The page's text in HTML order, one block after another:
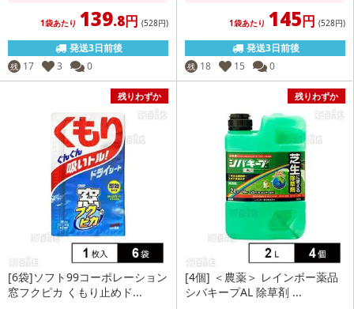
1袋あたり 139.8円 (528円)
発送3日前後
残 17 3 0
1袋あたり 145円 (528円)
発送3日前後
残 18 15 0
残りわずか
[6袋]ソフト99コーポレーション
窓フクピカ くもり止めド...
残りわずか
[4個] ＜農薬＞ レインボー薬品
シバキープAL 除草剤 ...